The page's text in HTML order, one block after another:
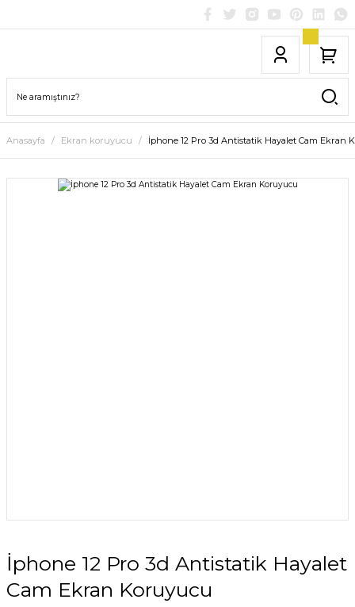
Anasayfa Ekran koruyucu İphone 12 Pro 3d Antistatik Hayalet Cam Ekran
İphone 12 Pro 3d Antistatik Hayalet
Cam Ekran Koruyucu